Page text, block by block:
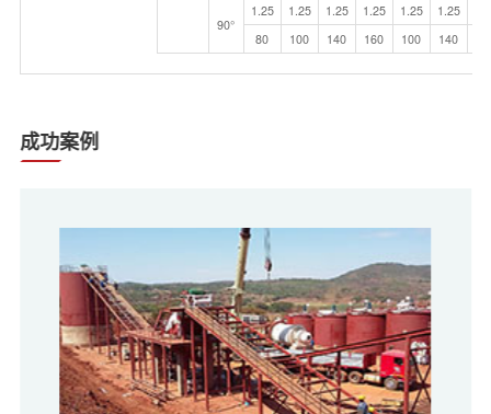
90°
1.25 1.25 1.25 1.25 1.25 1.25
80
100 140 160 100 140
成功案例